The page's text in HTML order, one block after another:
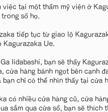
việc tại một thẩm mỹ viện ở
số họ.
tiếp tục từ giao lộ
Kagurazaka Ue.
Iidabashi, bạn sẽ thấy
cửa hàng bánh ngọt bên cạnh
bạn chỉ có thể nhìn thấy tại cửa
có nhiều cửa hàng cũ, cửa
sắm qua cửa sổ, bạn sẽ